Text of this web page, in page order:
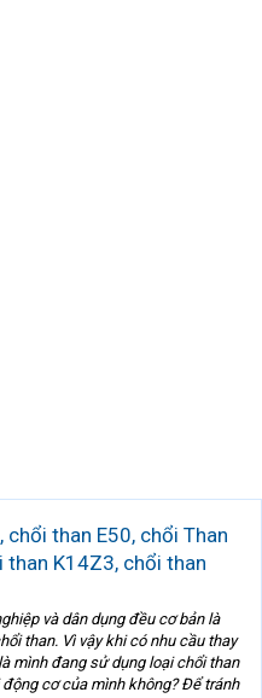
chổi than E50, chổi Than
than K14Z3, chổi than
và dân dụng đều cơ bản là
than. Vì vậy khi có nhu cầu thay
mình đang sử dụng loại chổi than
cơ của mình không? Để tránh